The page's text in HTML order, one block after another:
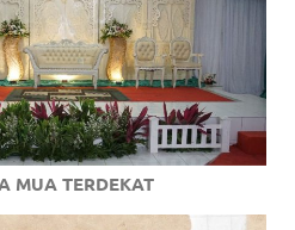
MUA TERDEKAT